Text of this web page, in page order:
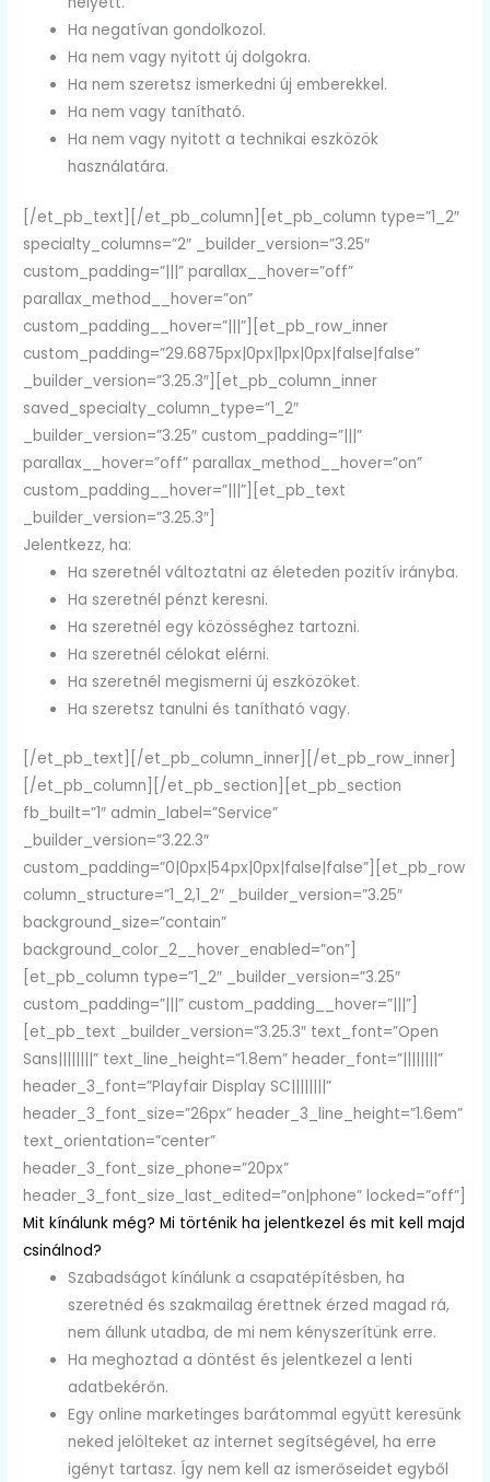
Ha negatívan gondolkozol.
Ha nem vagy nyitott új dolgokra.
Ha nem szeretsz ismerkedni új emberekkel.
Ha nem vagy tanítható.
Ha nem vagy nyitott a technikai eszközök
használatára.
[/et_pb_text][/et_pb_column][et_pb_column type=”1_2″
specialty_columns=”2″ _builder_version=”3.25″
custom_padding=”|||” parallax__hover=”off”
parallax_method__hover=”on”
custom_padding__hover=”|||”][et_pb_row_inner
custom_padding=”29.6875px|0px|1px|0px|false|false”
_builder_version=”3.25.3″][et_pb_column_inner
saved_specialty_column_type=”1_2″
_builder_version=”3.25″ custom_padding=”|||”
parallax__hover=”off” parallax_method__hover=”on”
custom_padding__hover=”|||”][et_pb_text
_builder_version=”3.25.3″]
Jelentkezz, ha:
Ha szeretnél változtatni az életeden pozitív irányba.
Ha szeretnél pénzt keresni.
Ha szeretnél egy közösséghez tartozni.
Ha szeretnél célokat elérni.
Ha szeretnél megismerni új eszközöket.
Ha szeretsz tanulni és tanítható vagy.
[/et_pb_text][/et_pb_column_inner][/et_pb_row_inner]
[/et_pb_column][/et_pb_section][et_pb_section
fb_built=”1″ admin_label=”Service”
_builder_version=”3.22.3″
custom_padding=”0|0px|54px|0px|false|false”][et_pb_row
column_structure=”1_2,1_2″ _builder_version=”3.25″
background_size=”contain”
background_color_2__hover_enabled=”on”]
[et_pb_column type=”1_2″ _builder_version=”3.25″
custom_padding=”|||” custom_padding__hover=”|||”]
[et_pb_text _builder_version=”3.25.3″ text_font=”Open
Sans||||||||” text_line_height=”1.8em” header_font=”||||||||”
header_3_font=”Playfair Display SC||||||||”
header_3_font_size=”26px” header_3_line_height=”1.6em”
text_orientation=”center”
header_3_font_size_phone=”20px”
header_3_font_size_last_edited=”on|phone” locked=”off”]
Mit kínálunk még? Mi történik ha jelentkezel és mit kell majd
csinálnod?
Szabadságot kínálunk a csapatépítésben, ha
szeretnéd és szakmailag érettnek érzed magad rá,
nem állunk utadba, de mi nem kényszerítünk erre.
Ha meghoztad a döntést és jelentkezel a lenti
adatbekérőn.
Egy online marketinges barátommal együtt keresünk
neked jelölteket az internet segítségével, ha erre
igényt tartasz. Így nem kell az ismerőseidet egyből